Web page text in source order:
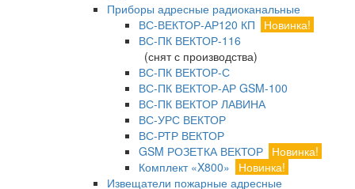
Приборы адресные радиоканальные
ВС-ВЕКТОР-АР120 КП
Новинка!
ВС-ПК ВЕКТОР-116
(снят с производства)
ВС-ПК ВЕКТОР-С
ВС-ПК ВЕКТОР-АР GSM-100
ВС-ПК ВЕКТОР ЛАВИНА
ВС-УРС ВЕКТОР
ВС-РТР ВЕКТОР
GSM РОЗЕТКА ВЕКТОР Новинка!
Комплект «X800»
Новинка!
Извещатели пожарные адресные